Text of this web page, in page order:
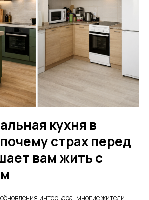
кухня в
страх перед
вам жить с
обновления интерьера, многие жители